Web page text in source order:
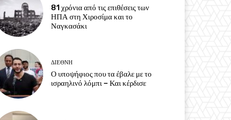
81 χρόνια από τις επιθέσεις των
ΗΠΑ στη Χιροσίμα και το
Ναγκασάκι
ΔΙΕΘΝΗ
Ο υποψήφιος που τα έβαλε με το
ισραηλινό λόμπι – Και κέρδισε